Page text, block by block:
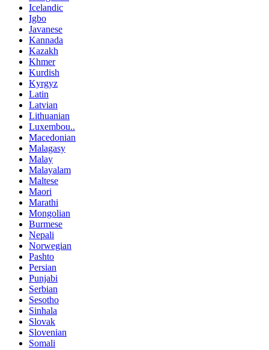
Icelandic
Igbo
Javanese
Kannada
Kazakh
Khmer
Kurdish
Kyrgyz
Latin
Latvian
Lithuanian
Luxembou..
Macedonian
Malagasy
Malay
Malayalam
Maltese
Maori
Marathi
Mongolian
Burmese
Nepali
Norwegian
Pashto
Persian
Punjabi
Serbian
Sesotho
Sinhala
Slovak
Slovenian
Somali